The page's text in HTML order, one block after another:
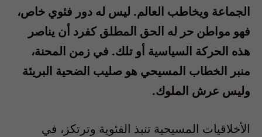
الجماعة ويخاطب العالم. ليس له دور فئوي خاص،
فهو مواطن حر له الحق المطلق كفرد أن يناصر
هذه الحركة السياسية أو تلك. في زمن المحنة،
منبر الخطاب المسيحي هو صليب الضحية البريئة
وليس عرش الملوك.
الأخلاقيات المسيحية تنبذ الفئوية وترتكز، في